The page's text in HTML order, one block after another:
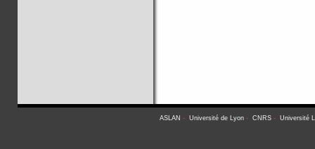
ASLAN - Université de Lyon- CNRS- Université